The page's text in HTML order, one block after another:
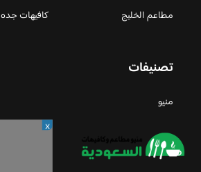
مطاعم الخليج
كافيهات جده
تصنيفات
منيو
X